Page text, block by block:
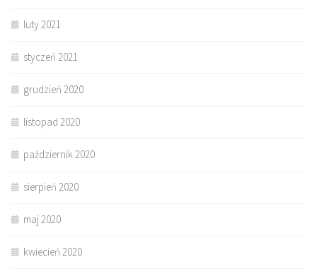
luty 2021
styczeń 2021
grudzień 2020
listopad 2020
październik 2020
sierpień 2020
maj 2020
kwiecień 2020